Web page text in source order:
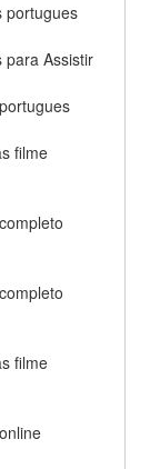
portugues
para Assistir
filme
filme